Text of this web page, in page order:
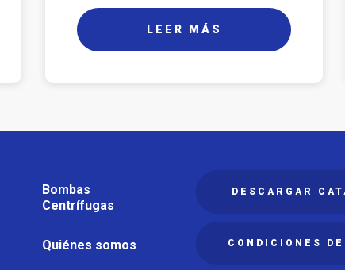
LEER MÁS
Navegación
principal
Bombas
Centrífugas
Quiénes somos
DESCARGAR
CONDICIONES